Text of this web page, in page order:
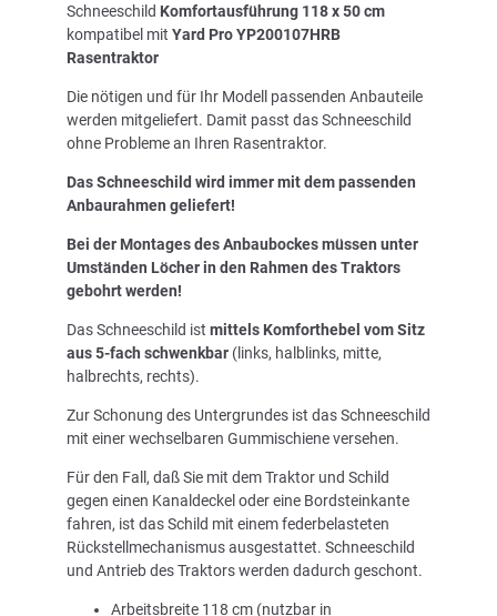
Schneeschild Komfortausführung 118 x 50 cm
kompatibel mit Yard Pro YP200107HRB
Rasentraktor
Die nötigen und für Ihr Modell passenden Anbauteile
werden mitgeliefert. Damit passt das Schneeschild
ohne Probleme an Ihren Rasentraktor.
Das Schneeschild wird immer mit dem passenden
Anbaurahmen geliefert!
Bei der Montages des Anbaubockes müssen unter
Umständen Löcher in den Rahmen des Traktors
gebohrt werden!
Das Schneeschild ist mittels Komforthebel vom Sitz
aus 5-fach schwenkbar (links, halblinks, mitte,
halbrechts, rechts).
Zur Schonung des Untergrundes ist das Schneeschild
mit einer wechselbaren Gummischiene versehen.
Für den Fall, daß Sie mit dem Traktor und Schild
gegen einen Kanaldeckel oder eine Bordsteinkante
fahren, ist das Schild mit einem federbelasteten
Rückstellmechanismus ausgestattet. Schneeschild
und Antrieb des Traktors werden dadurch geschont.
Arbeitsbreite 118 cm (nutzbar in